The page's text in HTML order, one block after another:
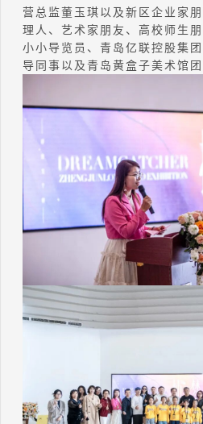
营总监董玉琪以及新区企业家
理人、艺术家朋友、高校师生
小小导览员、青岛亿联控股集
导同事以及青岛黄盒子美术馆团